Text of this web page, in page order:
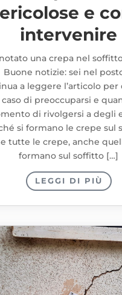
e
intervenire
una crepa nel
Buone notizie: sei nel
a leggere l’articolo per
caso di preoccuparsi e
di rivolgersi a degli
si formano le crepe sul
tutte le crepe, anche
formano sul soffitto […]
LEGGI DI PIÙ